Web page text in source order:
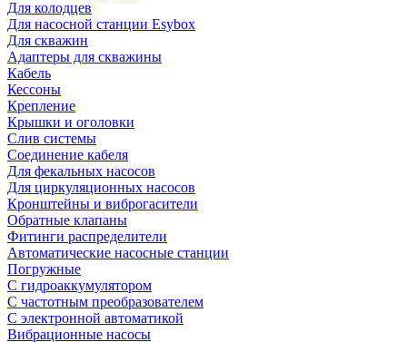
Для колодцев
Для насосной станции Esybox
Для скважин
Адаптеры для скважины
Кабель
Кессоны
Крепление
Крышки и оголовки
Слив системы
Соединение кабеля
Для фекальных насосов
Для циркуляционных насосов
Кронштейны и виброгасители
Обратные клапаны
Фитинги распределители
Автоматические насосные станции
Погружные
С гидроаккумулятором
С частотным преобразователем
С электронной автоматикой
Вибрационные насосы